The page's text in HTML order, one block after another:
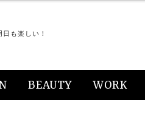
も楽しい！
BEAUTY WORK